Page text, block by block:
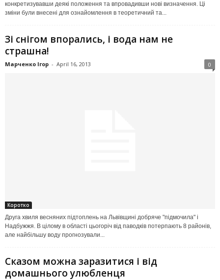
конкретизувавши деякі положення та впровадивши нові визначення. Ці
зміни були внесені для ознайомлення в теоретичний та...
Зі снігом впорались, і вода нам не
страшна!
Марченко Ігор - April 16, 2013 0
Коротко
Друга хвиля весняних підтоплень на Львівщині добряче "підмочила" і
Надбужжя. В цілому в області цьогоріч від паводків потерпають 8 районів,
але найбільшу воду прогнозували...
Сказом можна заразитися і від
домашнього улюбленця